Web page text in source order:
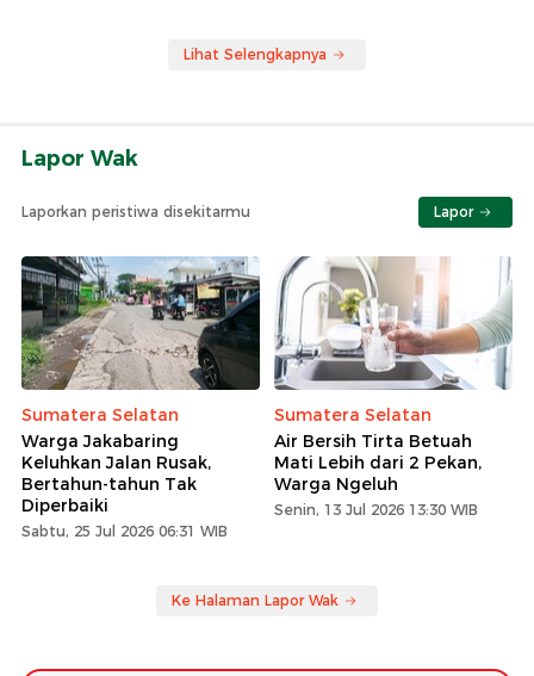
Lihat Selengkapnya
Lapor Wak
Laporkan peristiwa disekitarmu Lapor
Sumatera Selatan
Warga Jakabaring
Keluhkan Jalan Rusak,
Bertahun-tahun Tak
Diperbaiki
Sabtu, 25 Jul 2026 06:31 WIB
Sumatera Selatan
Air Bersih Tirta Betuah
Mati Lebih dari 2 Pekan,
Warga Ngeluh
Senin, 13 Jul 2026 13:30 WIB
Ke Halaman Lapor Wak